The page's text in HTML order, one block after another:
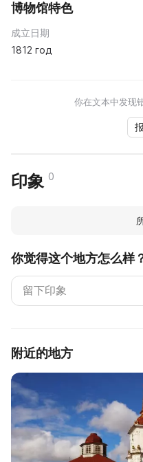
博物馆特色
成立日期
1812 год
你在文本中发现
印象 0
你觉得这个地方怎么样
附近的地方